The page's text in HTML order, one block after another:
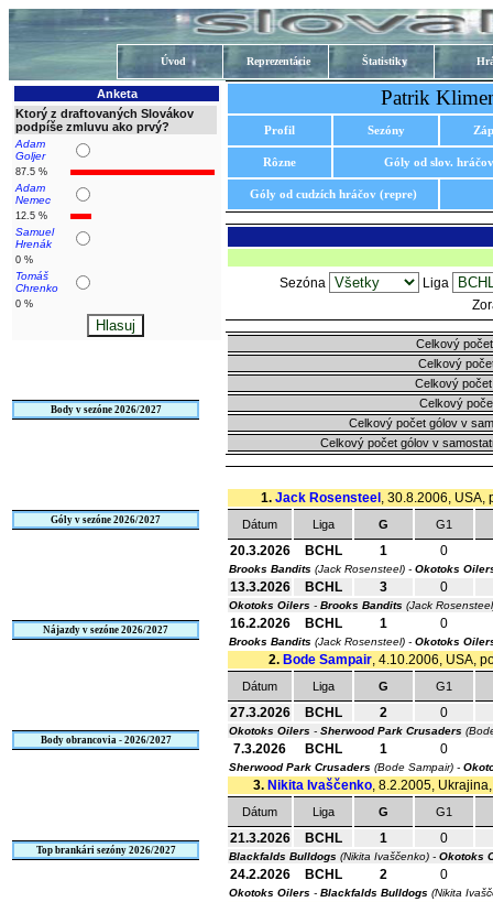
Úvod Reprezentácie Štatistiky
Anketa
Ktorý z draftovaných Slovákov
podpíše zmluvu ako prvý?
Adam
Goljer
87.5 %
Adam
Nemec
12.5 %
Samuel
Hrenák
0 %
Tomáš
Chrenko
0 %
Body v sezóne 2026/2027
Góly v sezóne 2026/2027
Nájazdy v sezóne 2026/2027
Body obrancovia - 2026/2027
Top brankári sezóny 2026/2027
Patrik
Profil Sezóny
Rôzne Góly od slov. hráčov
Góly od cudzích hráčov (repre)
Sezóna
Liga
Celkový
Celkový
Celkový
Celkový
Celkový počet gólov v
Celkový počet gólov v
1. Jack Rosensteel , 30.8.2006, USA,
Dátum Liga G G1
20.3.2026 BCHL 1 0
Brooks Bandits (Jack Rosensteel) - Okotoks
13.3.2026 BCHL 3 0
Okotoks Oilers - Brooks Bandits (Jack
16.2.2026 BCHL 1 0
Brooks Bandits (Jack Rosensteel) - Okotoks
2. Bode Sampair, 4.10.2006, USA,
Dátum Liga G G1
27.3.2026 BCHL 2 0
Okotoks Oilers - Sherwood Park Crusaders
7.3.2026 BCHL 1 0
Sherwood Park Crusaders (Bode Sampair) -
3. Nikita Ivaščenko, 8.2.2005,
Dátum Liga G G1
21.3.2026 BCHL 1 0
Blackfalds Bulldogs (Nikita Ivaščenko) - Okotoks
24.2.2026 BCHL 2 0
Okotoks Oilers - Blackfalds Bulldogs (Nikita